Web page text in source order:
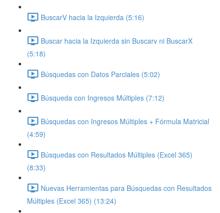
BuscarV hacia la Izquierda (5:16)
Buscar hacia la Izquierda sin Buscarv ni BuscarX
(5:18)
Búsquedas con Datos Parciales (5:02)
Búsqueda con Ingresos Múltiples (7:12)
Búsquedas con Ingresos Múltiples + Fórmula Matricial
(4:59)
Búsquedas con Resultados Múltiples (Excel 365)
(8:33)
Nuevas Herramientas para Búsquedas con Resultados
Múltiples (Excel 365) (13:24)